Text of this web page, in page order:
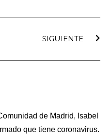
SIGUIENTE
de Madrid, Isabel
que tiene coronavirus.